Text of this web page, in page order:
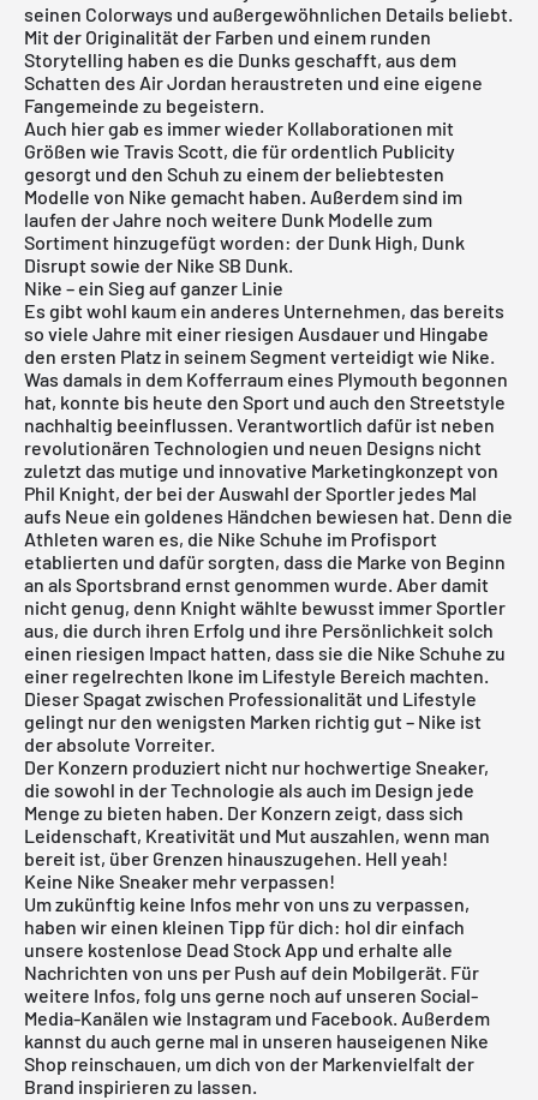
seinen Colorways und außergewöhnlichen Details beliebt.
Mit der Originalität der Farben und einem runden
Storytelling haben es die Dunks geschafft, aus dem
Schatten des Air Jordan heraustreten und eine eigene
Fangemeinde zu begeistern.
Auch hier gab es immer wieder Kollaborationen mit
Größen wie Travis Scott, die für ordentlich Publicity
gesorgt und den Schuh zu einem der beliebtesten
Modelle von Nike gemacht haben. Außerdem sind im
laufen der Jahre noch weitere Dunk Modelle zum
Sortiment hinzugefügt worden: der Dunk High, Dunk
Disruptsowie der Nike SB Dunk.
Nike – ein Sieg auf ganzer Linie
Es gibt wohl kaum ein anderes Unternehmen, das bereits
so viele Jahre mit einer riesigen Ausdauer und Hingabe
den ersten Platz in seinem Segment verteidigt wie Nike.
Was damals in dem Kofferraum eines Plymouth begonnen
hat, konnte bis heute den Sport und auch den Streetstyle
nachhaltig beeinflussen. Verantwortlich dafür ist neben
revolutionären Technologien und neuen Designs nicht
zuletzt das mutige und innovative Marketingkonzept von
Phil Knight, der bei der Auswahl der Sportler jedes Mal
aufs Neue ein goldenes Händchen bewiesen hat. Denn die
Athleten waren es, die Nike Schuhe im Profisport
etablierten und dafür sorgten, dass die Marke von Beginn
an als Sportsbrand ernst genommen wurde. Aber damit
nicht genug, denn Knight wählte bewusst immer Sportler
aus, die durch ihren Erfolg und ihre Persönlichkeit solch
einen riesigen Impact hatten, dass sie die Nike Schuhe zu
einer regelrechten Ikone im Lifestyle Bereich machten.
Dieser Spagat zwischen Professionalität und Lifestyle
gelingt nur den wenigsten Marken richtig gut – Nike ist
der absolute Vorreiter.
Der Konzern produziert nicht nur hochwertige Sneaker,
die sowohl in der Technologie als auch im Design jede
Menge zu bieten haben. Der Konzern zeigt, dass sich
Leidenschaft, Kreativität und Mut auszahlen, wenn man
bereit ist, über Grenzen hinauszugehen. Hell yeah!
Keine Nike Sneaker mehr verpassen!
Um zukünftig keine Infos mehr von uns zu verpassen,
haben wir einen kleinen Tipp für dich: hol dir einfach
unsere kostenlose Dead Stock App und erhalte alle
Nachrichten von uns per Push auf dein Mobilgerät. Für
weitere Infos, folg uns gerne noch auf unseren Social-
Media-Kanälen wie Instagram und Facebook. Außerdem
kannst du auch gerne mal in unseren hauseigenen Nike
Shop reinschauen, um dich von der Markenvielfalt der
Brand inspirieren zu lassen.